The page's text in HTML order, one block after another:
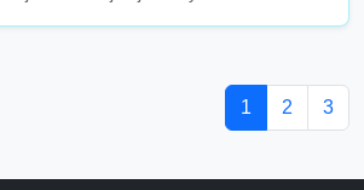
1 2 3